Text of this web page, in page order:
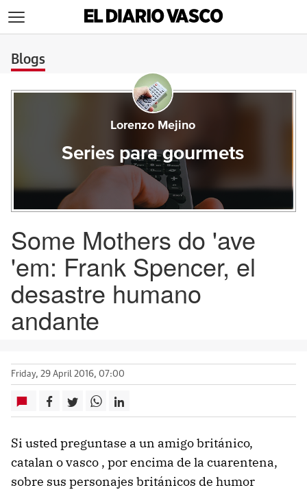
Blogs
Lorenzo Mejino
Series para gourmets
Some Mothers do 'ave
'em: Frank Spencer, el
desastre humano
andante
Friday, 29 April 2016, 07:00
Si usted preguntase a un amigo británico,
catalan o vasco , por encima de la cuarentena,
sobre sus personajes británicos de humor